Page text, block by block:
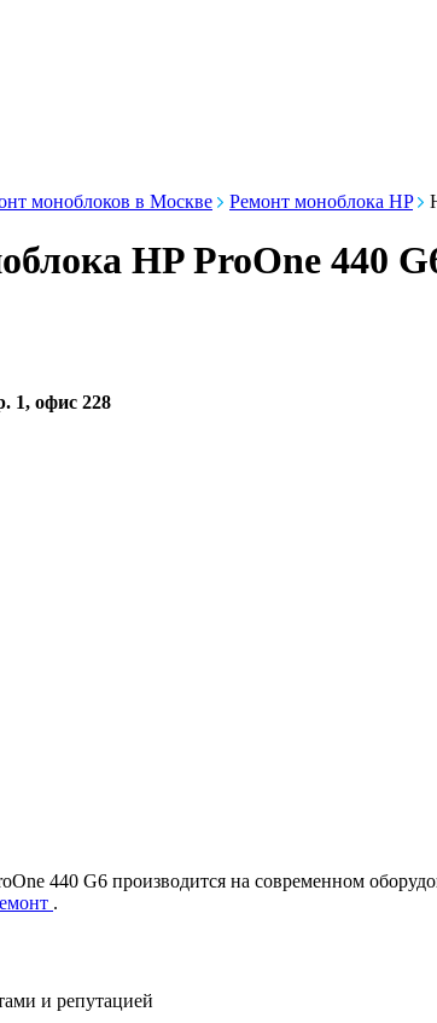
моноблоков в Москве Ремонт моноблока HP
HP ProOne 440
1, офис 228
440 G6 производится на современном
.
и репутацией